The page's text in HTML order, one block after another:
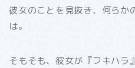
彼女のことを見抜き、何らか
は。
そもそも、彼女が『フキハラ